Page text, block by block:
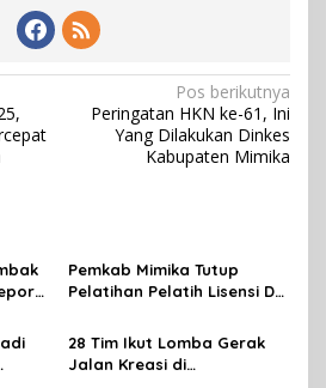
Pos berikutnya
Peringatan HKN ke-61, Ini
Yang Dilakukan Dinkes
Kabupaten Mimika
Pemkab Mimika Tutup
Pelatihan Pelatih Lisensi D
2026
28 Tim Ikut Lomba Gerak
Jalan Kreasi di